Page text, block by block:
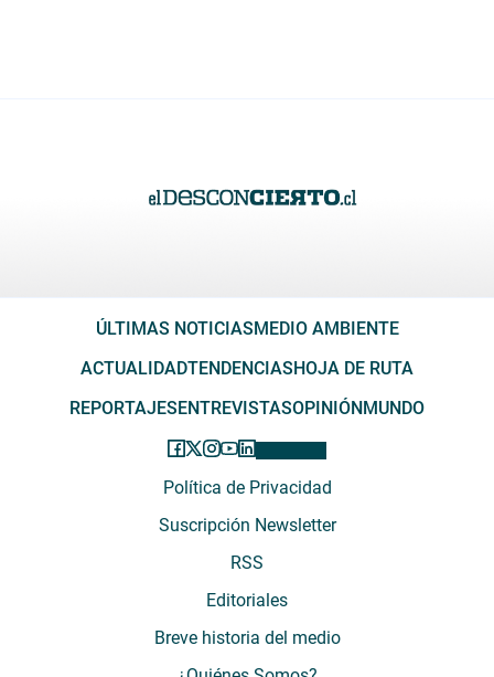
ÚLTIMAS NOTICIASMEDIO AMBIENTE
ACTUALIDADTENDENCIASHOJA DE RUTA
REPORTAJESENTREVISTASOPINIÓNMUNDO
Política de Privacidad
Suscripción Newsletter
RSS
Editoriales
Breve historia del medio